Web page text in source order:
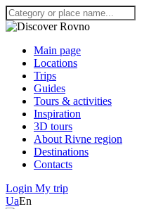
Main page
Locations
Trips
Guides
Tours & activities
Inspiration
3D tours
About Rivne region
Destinations
Contacts
Login My trip
UaEn